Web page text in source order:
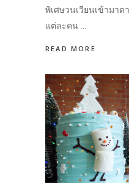
พิเศษวนเวียนเข้ามา
แต่ละคน
READ MORE